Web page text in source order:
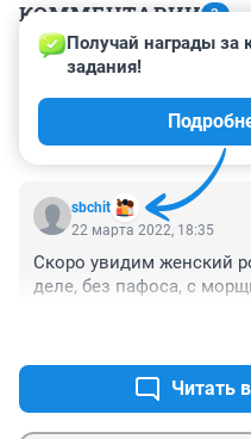
КОММЕНТАРИИ 3
Гость
Бункерный, надеюсь,
sbchit
Получай награды за
задания!
22 марта 2022, 18:35
Скоро увидим женский
деле, без пафоса, с
Читать